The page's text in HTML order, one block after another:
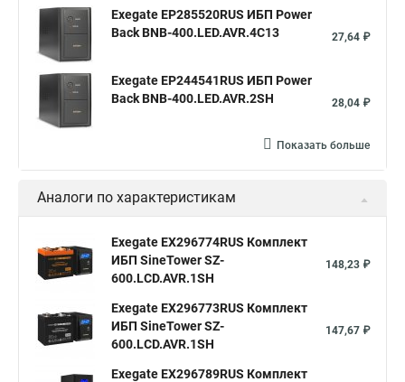
Exegate EP285520RUS ИБП Power
Back BNB-400.LED.AVR.4C13
27,64 ₽
Exegate EP244541RUS ИБП Power
Back BNB-400.LED.AVR.2SH
28,04 ₽
Показать больше
Аналоги по характеристикам
Exegate EX296774RUS Комплект
ИБП SineTower SZ-
600.LCD.AVR.1SH
148,23 ₽
Exegate EX296773RUS Комплект
ИБП SineTower SZ-
600.LCD.AVR.1SH
147,67 ₽
Exegate EX296789RUS Комплект